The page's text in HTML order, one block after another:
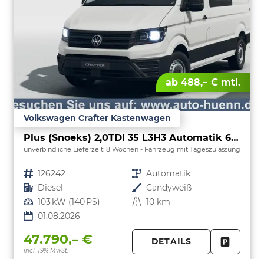
ab 488,– € mtl.
Volkswagen Crafter Kastenwagen
Plus (Snoeks) 2,0TDI 35 L3H3 Automatik 6 Sitzer Snoeks Mixto AHK Standh.
unverbindliche Lieferzeit: 8 Wochen Fahrzeug mit Tageszulassung
Fahrzeugnr. 126242 Getriebe Automatik
Kraftstoff Diesel Außenfarbe Candyweiß
Leistung 103 kW (140 PS) Kilometerstand 10 km
01.08.2026
47.790,– €
incl. 19% MwSt.
DETAILS